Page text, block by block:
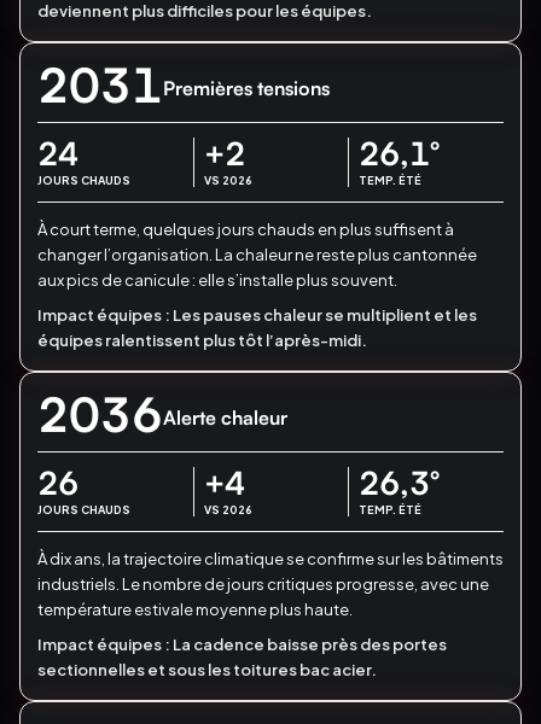
deviennent plus difficiles pour les équipes.
2031Premières tensions
24
JOURS CHAUDS
+2
VS 2026
26,1°
TEMP. ÉTÉ
À court terme, quelques jours chauds en plus suffisent à
changer l’organisation. La chaleur ne reste plus cantonnée
aux pics de canicule : elle s’installe plus souvent.
Impact équipes : Les pauses chaleur se multiplient et les
équipes ralentissent plus tôt l’après-midi.
2036Alerte chaleur
26
JOURS CHAUDS
+4
VS 2026
26,3°
TEMP. ÉTÉ
À dix ans, la trajectoire climatique se confirme sur les bâtiments
industriels. Le nombre de jours critiques progresse, avec une
température estivale moyenne plus haute.
Impact équipes : La cadence baisse près des portes
sectionnelles et sous les toitures bac acier.